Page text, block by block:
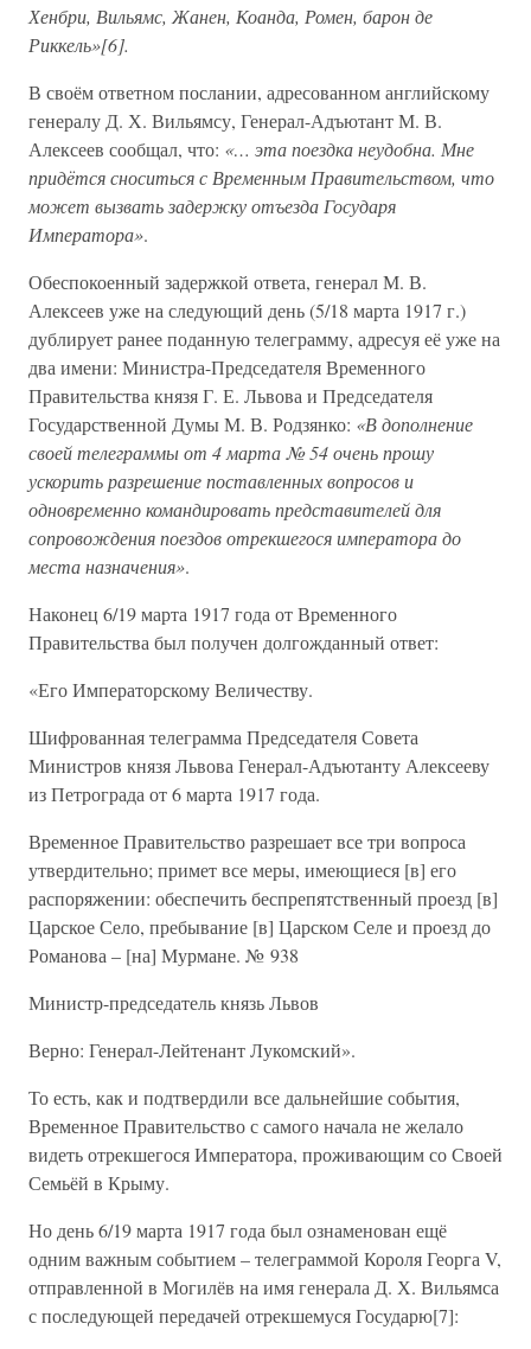
Хенбри, Вильямс, Жанен, Коанда, Ромен, барон де
Риккель»[6].
В своём ответном послании, адресованном английскому
генералу Д. Х. Вильямсу, Генерал-Адъютант М. В.
Алексеев сообщал, что: «… эта поездка неудобна. Мне
придётся сноситься с Временным Правительством, что
может вызвать задержку отъезда Государя
Императора».
Обеспокоенный задержкой ответа, генерал М. В.
Алексеев уже на следующий день (5/18 марта 1917 г.)
дублирует ранее поданную телеграмму, адресуя её уже на
два имени: Министра-Председателя Временного
Правительства князя Г. Е. Львова и Председателя
Государственной Думы М. В. Родзянко: «В дополнение
своей телеграммы от 4 марта № 54 очень прошу
ускорить разрешение поставленных вопросов и
одновременно командировать представителей для
сопровождения поездов отрекшегося императора до
места назначения».
Наконец 6/19 марта 1917 года от Временного
Правительства был получен долгожданный ответ:
«Его Императорскому Величеству.
Шифрованная телеграмма Председателя Совета
Министров князя Львова Генерал-Адъютанту Алексееву
из Петрограда от 6 марта 1917 года.
Временное Правительство разрешает все три вопроса
утвердительно; примет все меры, имеющиеся [в] его
распоряжении: обеспечить беспрепятственный проезд [в]
Царское Село, пребывание [в] Царском Селе и проезд до
Романова – [на] Мурмане. № 938
Министр-председатель князь Львов
Верно: Генерал-Лейтенант Лукомский».
То есть, как и подтвердили все дальнейшие события,
Временное Правительство с самого начала не желало
видеть отрекшегося Императора, проживающим со Своей
Семьёй в Крыму.
Но день 6/19 марта 1917 года был ознаменован ещё
одним важным событием – телеграммой Короля Георга V,
отправленной в Могилёв на имя генерала Д. Х. Вильямса
с последующей передачей отрекшемуся Государю[7]: